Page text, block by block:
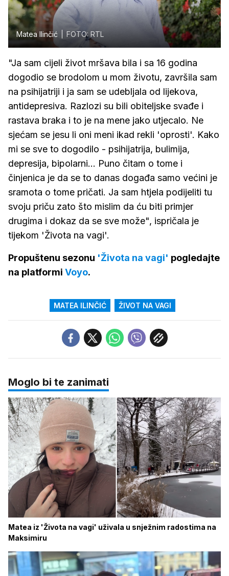
Matea Ilinčić FOTO: RTL
"Ja sam cijeli život mršava bila i sa 16 godina
dogodio se brodolom u mom životu, završila sam
na psihijatriji i ja sam se udebljala od lijekova,
antidepresiva. Razlozi su bili obiteljske svađe i
rastava braka i to je na mene jako utjecalo. Ne
sjećam se jesu li oni meni ikad rekli 'oprosti'. Kako
mi se sve to dogodilo - psihijatrija, bulimija,
depresija, bipolarni... Puno čitam o tome i
činjenica je da se to danas događa samo većini je
sramota o tome pričati. Ja sam htjela podijeliti tu
svoju priču zato što mislim da ću biti primjer
drugima i dokaz da se sve može", ispričala je
tijekom 'Života na vagi'.
Propuštenu sezonu 'Života na vagi' pogledajte
na platformi Voyo.
MATEA ILINČIĆ ŽIVOT NA VAGI
Moglo bi te zanimati
Matea iz 'Života na vagi' uživala u snježnim radostima na
Maksimiru